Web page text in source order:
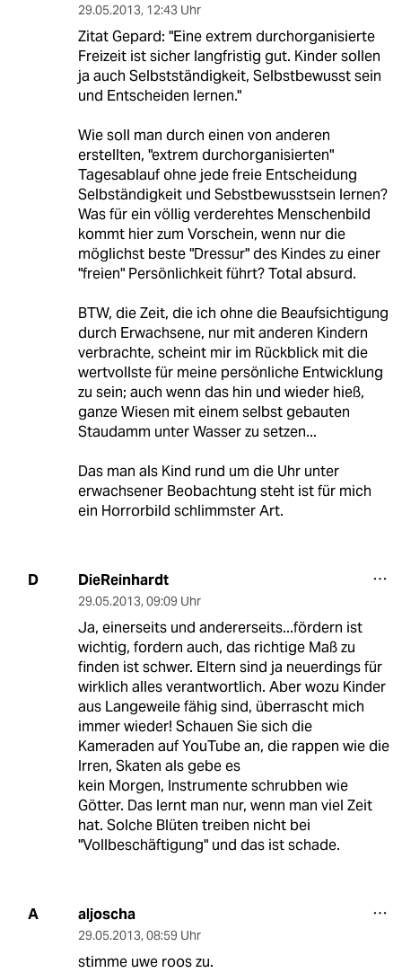
29.05.2013, 12:43 Uhr
Zitat Gepard: "Eine extrem durchorganisierte
Freizeit ist sicher langfristig gut. Kinder sollen
ja auch Selbstständigkeit, Selbstbewusst sein
und Entscheiden lernen."
Wie soll man durch einen von anderen
erstellten, "extrem durchorganisierten"
Tagesablauf ohne jede freie Entscheidung
Selbständigkeit und Sebstbewusstsein lernen?
Was für ein völlig verderehtes Menschenbild
kommt hier zum Vorschein, wenn nur die
möglichst beste "Dressur" des Kindes zu einer
"freien" Persönlichkeit führt? Total absurd.
BTW, die Zeit, die ich ohne die Beaufsichtigung
durch Erwachsene, nur mit anderen Kindern
verbrachte, scheint mir im Rückblick mit die
wertvollste für meine persönliche Entwicklung
zu sein; auch wenn das hin und wieder hieß,
ganze Wiesen mit einem selbst gebauten
Staudamm unter Wasser zu setzen...
Das man als Kind rund um die Uhr unter
erwachsener Beobachtung steht ist für mich
ein Horrorbild schlimmster Art.
D DieReinhardt
29.05.2013, 09:09 Uhr
Ja, einerseits und andererseits...fördern ist
wichtig, fordern auch, das richtige Maß zu
finden ist schwer. Eltern sind ja neuerdings für
wirklich alles verantwortlich. Aber wozu Kinder
aus Langeweile fähig sind, überrascht mich
immer wieder! Schauen Sie sich die
Kameraden auf YouTube an, die rappen wie die
Irren, Skaten als gebe es
kein Morgen, Instrumente schrubben wie
Götter. Das lernt man nur, wenn man viel Zeit
hat. Solche Blüten treiben nicht bei
"Vollbeschäftigung" und das ist schade.
A aljoscha
29.05.2013, 08:59 Uhr
stimme uwe roos zu.